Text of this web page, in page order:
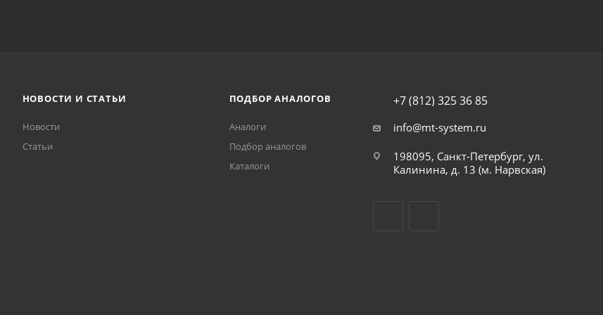
НОВОСТИ И СТАТЬИ
Новости
Статьи
ПОДБОР АНАЛОГОВ
Аналоги
Подбор аналогов
Каталоги
+7 (812) 325 36 85
info@mt-system.ru
198095, Санкт-Петербург, ул.
Калинина, д. 13 (м. Нарвская)